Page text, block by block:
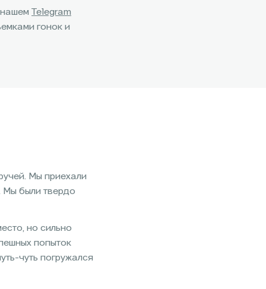
Telegram
гонок и
Мы приехали
Мы были твердо
но сильно
попыток
чуть погружался